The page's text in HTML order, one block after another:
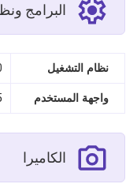
البرامج
نظام التشغيل
واجهة المستخدم
الكاميرا